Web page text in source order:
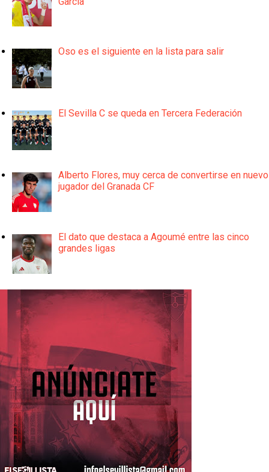
Oso es el siguiente en la lista para salir
El Sevilla C se queda en Tercera Federación
Alberto Flores, muy cerca de convertirse en nuevo
jugador del Granada CF
El dato que destaca a Agoumé entre las cinco
grandes ligas